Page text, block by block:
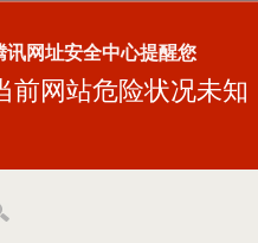
讯网址安全中心提醒您
前网站危险状况未知